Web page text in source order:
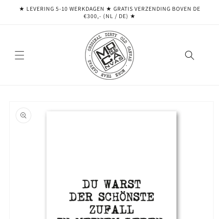
naar de
★ LEVERING 5-10 WERKDAGEN ★ GRATIS VERZENDING BOVEN DE
€300,- (NL / DE) ★